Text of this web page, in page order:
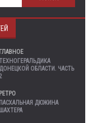
ГЛАВНОЕ
ДОНЕЦКОЙ ОБЛАСТИ. ЧАСТЬ
РЕТРО
ПАСХАЛЬНАЯ ДЮЖИНА
ШАХТЕРА